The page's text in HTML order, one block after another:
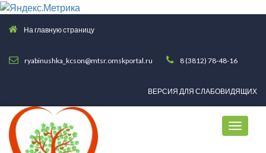
На главную страницу
ryabinushka_kcson@mtsr.omskportal.ru 8 (3812) 78-48-16
ВЕРСИЯ ДЛЯ СЛАБОВИДЯЩИХ